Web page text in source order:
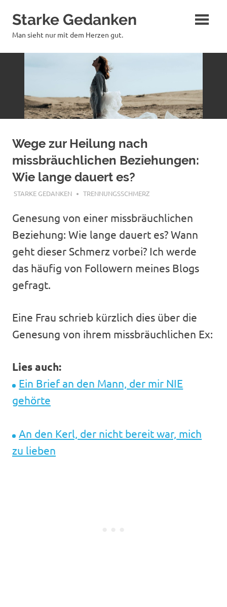
Inhalt
springen
Starke Gedanken
Man sieht nur mit dem Herzen gut.
Wege zur Heilung nach
missbräuchlichen Beziehungen:
Wie lange dauert es?
JUNI 30, 2024
STARKE GEDANKEN TRENNUNGSSCHMERZ
Genesung von einer missbräuchlichen
Beziehung: Wie lange dauert es? Wann
geht dieser Schmerz vorbei? Ich werde
das häufig von Followern meines Blogs
gefragt.
Eine Frau schrieb kürzlich dies über die
Genesung von ihrem missbräuchlichen Ex:
Lies auch:
Ein Brief an den Mann, der mir NIE
gehörte
An den Kerl, der nicht bereit war, mich
zu lieben